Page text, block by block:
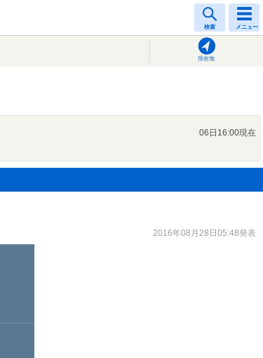
検索 メニュー
現在地
06日16:00現在
2016年08月28日05:48発表